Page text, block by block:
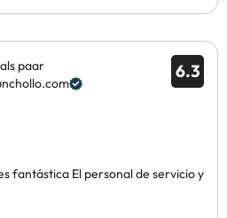
6.3
paar
fantástica El personal de servicio y